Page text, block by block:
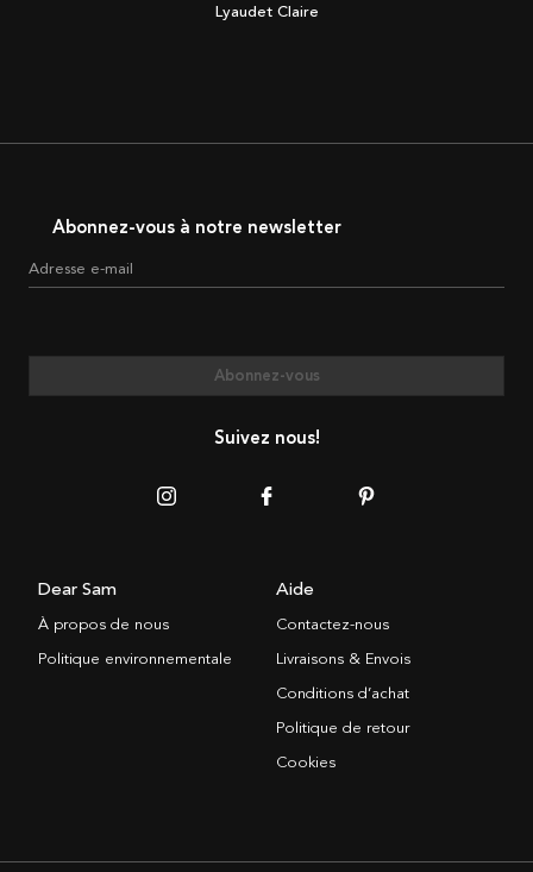
Lyaudet Claire
Abonnez-vous à notre newsletter
Adresse e-mail
Abonnez-vous
Suivez nous!
Dear Sam
À propos de nous
Politique environnementale
Aide
Contactez-nous
Livraisons & Envois
Conditions d’achat
Politique de retour
Cookies